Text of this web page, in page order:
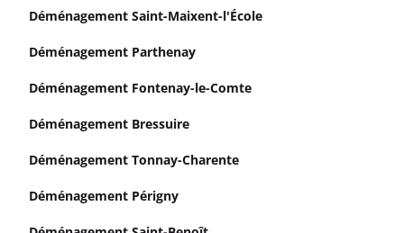
Déménagement Saint-Maixent-l'École
Déménagement Parthenay
Déménagement Fontenay-le-Comte
Déménagement Bressuire
Déménagement Tonnay-Charente
Déménagement Périgny